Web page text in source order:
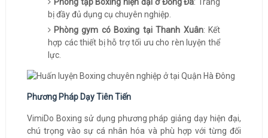
bị đầy đủ dụng cụ chuyên nghiệp.
Phòng gym có Boxing tại Thanh Xuân: Kết
hợp các thiết bị hỗ trợ tối ưu cho rèn luyện thể
lực.
Phương Pháp Dạy Tiên Tiến
VimiDo Boxing sử dụng phương pháp giảng dạy hiện đại,
chú trọng vào sự cá nhân hóa và phù hợp với từng đối